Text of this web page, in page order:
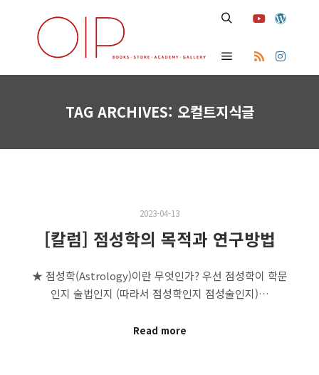
Main menu
TAG ARCHIVES: 오컬트지식글
2023-04-13
[칼럼] 점성학의 목적과 연구방법
★ 점성학(Astrology)이란 무엇인가? 우선 점성학이 학문
인지 술법인지 (따라서 점성학인지 점성술인지)…
Read more